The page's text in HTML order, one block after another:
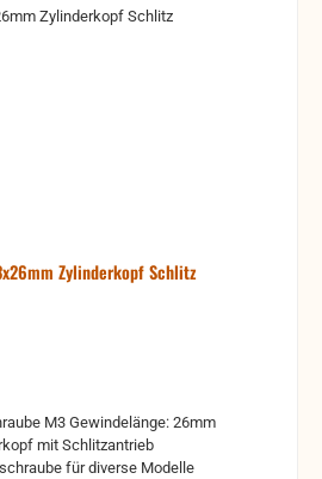
Zylinderkopf Schlitz
mit Schlitzantrieb
für diverse Modelle